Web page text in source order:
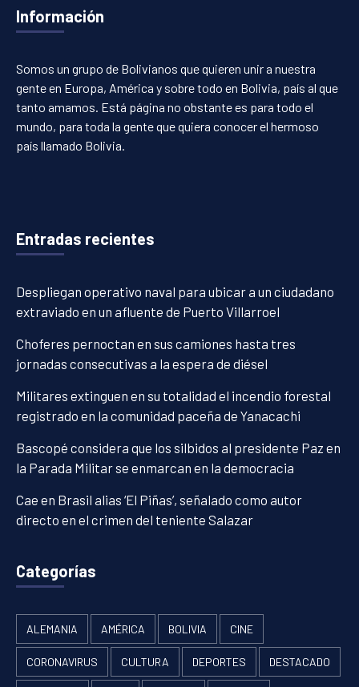
Información
Somos un grupo de Bolivianos que quieren unir a nuestra
gente en Europa, América y sobre todo en Bolivia, país al que
tanto amamos. Está página no obstante es para todo el
mundo, para toda la gente que quiera conocer el hermoso
país llamado Bolivia.
Entradas recientes
Despliegan operativo naval para ubicar a un ciudadano
extraviado en un afluente de Puerto Villarroel
Choferes pernoctan en sus camiones hasta tres
jornadas consecutivas a la espera de diésel
Militares extinguen en su totalidad el incendio forestal
registrado en la comunidad paceña de Yanacachi
Bascopé considera que los silbidos al presidente Paz en
la Parada Militar se enmarcan en la democracia
Cae en Brasil alias ‘El Piñas’, señalado como autor
directo en el crimen del teniente Salazar
Categorías
ALEMANIA AMÉRICA BOLIVIA CINE
CORONAVIRUS CULTURA DEPORTES DESTACADO